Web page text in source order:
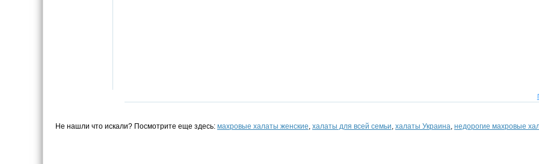
Не нашли что искали? Посмотрите еще здесь: махровые халаты женские, халаты для всей семьи, халаты Украина, недорогие махровые